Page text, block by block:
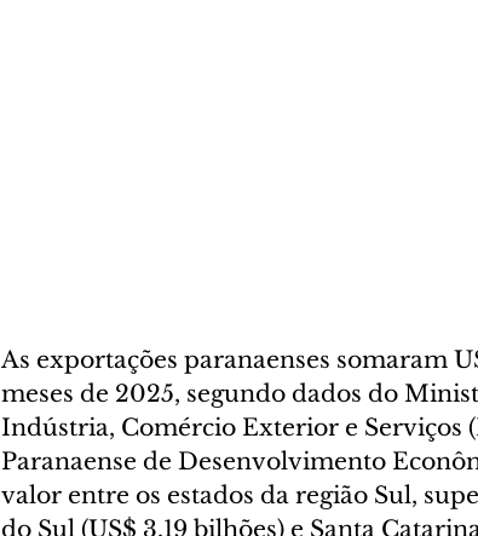
As exportações paranaenses somaram
meses de 2025, segundo dados do
Indústria, Comércio Exterior e Serviços
Paranaense de Desenvolvimento
valor entre os estados da região Sul,
do Sul (US$ 3,19 bilhões) e Santa